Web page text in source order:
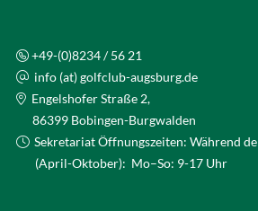
+49-(0)8234 / 56 21
info (at) golfclub-augsburg.de
Engelshofer Straße 2,
86399 Bobingen-Burgwalden
Sekretariat Öffnungszeiten: Während
(April-Oktober): Mo–So: 9-17 Uhr